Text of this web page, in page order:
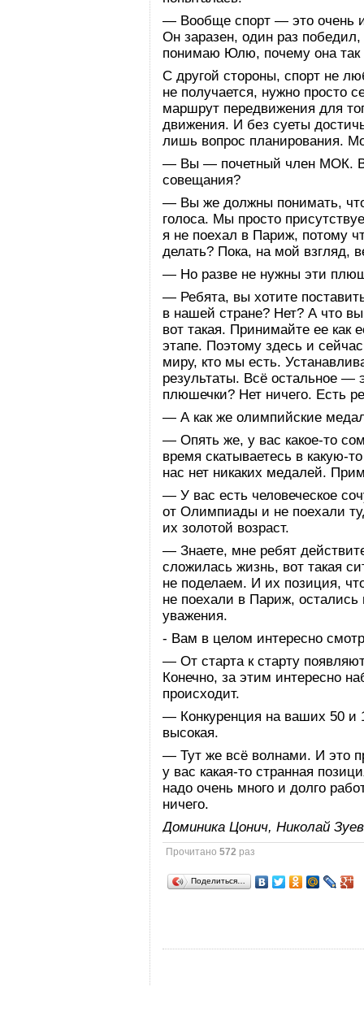
— Вообще спорт — это очень
Он заразен, один раз
понимаю Юлю, почему она
С другой стороны, спорт не
не получается, нужно просто
маршрут передвижения для
движения. И без суеты
лишь вопрос планирования.
— Вы — почетный член МОК.
совещания?
— Вы же должны понимать,
голоса. Мы просто
я не поехал в Париж, потому
делать? Пока, на мой взгляд,
— Но разве не нужны эти
— Ребята, вы хотите
в нашей стране? Нет? А что
вот такая. Принимайте ее как
этапе. Поэтому здесь и
миру, кто мы есть.
результаты. Всё остальное —
плюшечки? Нет ничего. Есть
— А как же олимпийские
— Опять же, у вас какое-то
время скатываетесь в какую-
нас нет никаких медалей.
— У вас есть человеческое
от Олимпиады и не поехали
их золотой возраст.
— Знаете, мне ребят
сложилась жизнь, вот такая
не поделаем. И их позиция,
не поехали в Париж,
уважения.
- Вам в целом интересно
— От старта к старту
Конечно, за этим интересно
происходит.
— Конкуренция на ваших 50 и
высокая.
— Тут же всё волнами. И это
у вас какая-то странная
надо очень много и долго
ничего.
Доминика Цонич, Николай
Прочитано572 раз
Поделиться…